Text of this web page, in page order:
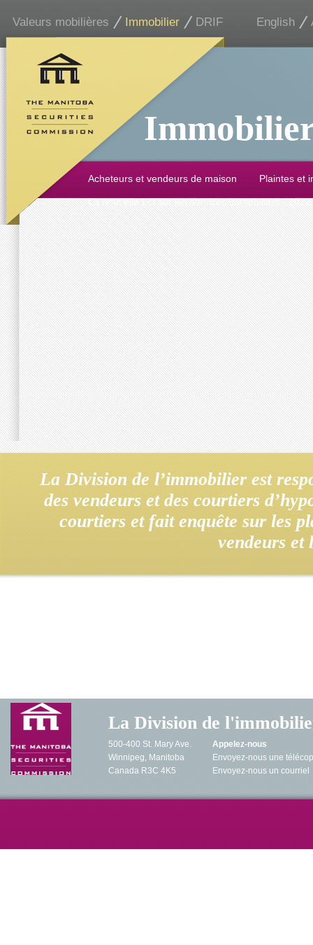
Valeurs mobilières Immobilier DRIF English
Acheteurs et vendeurs de maison Plaintes et
La nouvelle Loi sur les services immobiliers - 2022
La Division de l’immobilier est
des vendeurs et des courtiers
courtiers et fait enquête sur les
vendeurs et
La Division de
500-400 St. Mary Ave.
Winnipeg, Manitoba
Canada R3C 4K5
Appelez-nous
Envoyez-nous une
Envoyez-nous un courriel